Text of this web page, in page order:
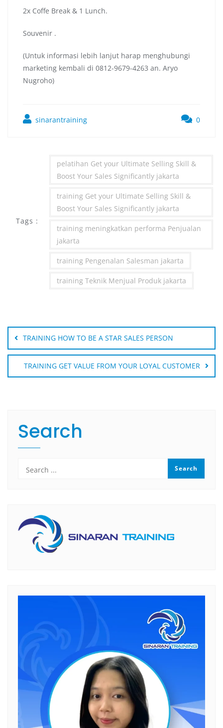
2x Coffe Break & 1 Lunch.
Souvenir .
(Untuk informasi lebih lanjut harap menghubungi
marketing kembali di 0812-9679-4263 an. Aryo
Nugroho)
sinarantraining 0
Tags :
pelatihan Get your Ultimate Selling Skill &
Boost Your Sales Significantly jakarta
training Get your Ultimate Selling Skill &
Boost Your Sales Significantly jakarta
training meningkatkan performa Penjualan
jakarta
training Pengenalan Salesman jakarta
training Teknik Menjual Produk jakarta
Post
navigation
TRAINING HOW TO BE A STAR SALES PERSON
TRAINING GET VALUE FROM YOUR LOYAL CUSTOMER
Search